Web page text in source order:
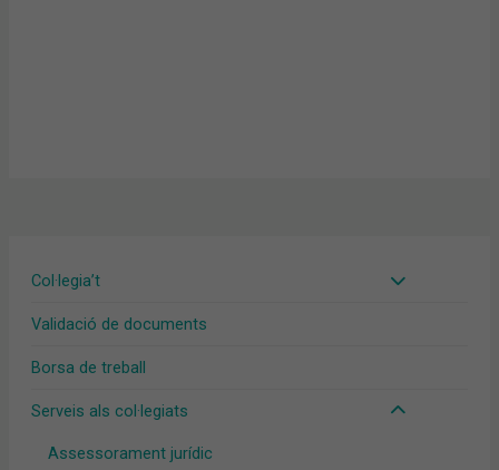
Col·legia’t
Validació de documents
Borsa de treball
Serveis als col·legiats
Assessorament jurídic